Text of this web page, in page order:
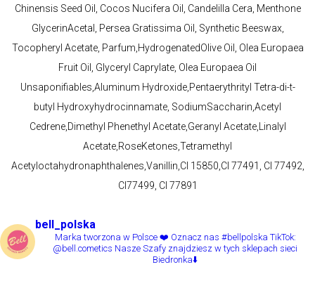
Chinensis Seed Oil, Cocos Nucifera Oil, Candelilla Cera, Menthone
GlycerinAcetal, Persea Gratissima Oil, Synthetic Beeswax,
Tocopheryl Acetate, Parfum,HydrogenatedOlive Oil, Olea Europaea
Fruit Oil, Glyceryl Caprylate, Olea Europaea Oil
Unsaponifiables,Aluminum Hydroxide,Pentaerythrityl Tetra-di-t-
butyl Hydroxyhydrocinnamate, SodiumSaccharin,Acetyl
Cedrene,Dimethyl Phenethyl Acetate,Geranyl Acetate,Linalyl
Acetate,RoseKetones,Tetramethyl
Acetyloctahydronaphthalenes,Vanillin,CI 15850,CI 77491, CI 77492,
CI77499, CI 77891
bell_polska
Marka tworzona w Polsce ❤️ Oznacz nas #bellpolska TikTok:
@bell.cometics Nasze Szafy znajdziesz w tych sklepach sieci
Biedronka⬇️